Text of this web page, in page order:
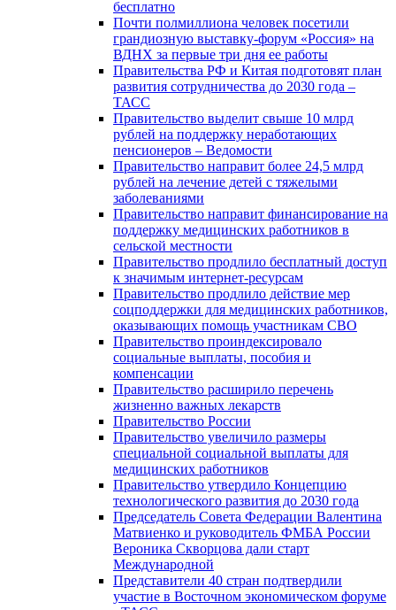
бесплатно
Почти полмиллиона человек посетили
грандиозную выставку-форум «Россия» на
ВДНХ за первые три дня ее работы
Правительства РФ и Китая подготовят план
развития сотрудничества до 2030 года –
ТАСС
Правительство выделит свыше 10 млрд
рублей на поддержку неработающих
пенсионеров – Ведомости
Правительство направит более 24,5 млрд
рублей на лечение детей с тяжелыми
заболеваниями
Правительство направит финансирование на
поддержку медицинских работников в
сельской местности
Правительство продлило бесплатный доступ
к значимым интернет-ресурсам
Правительство продлило действие мер
соцподдержки для медицинских работников,
оказывающих помощь участникам СВО
Правительство проиндексировало
социальные выплаты, пособия и
компенсации
Правительство расширило перечень
жизненно важных лекарств
Правительство России
Правительство увеличило размеры
специальной социальной выплаты для
медицинских работников
Правительство утвердило Концепцию
технологического развития до 2030 года
Председатель Совета Федерации Валентина
Матвиенко и руководитель ФМБА России
Вероника Скворцова дали старт
Международной
Представители 40 стран подтвердили
участие в Восточном экономическом форуме